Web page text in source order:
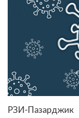
РЗИ-